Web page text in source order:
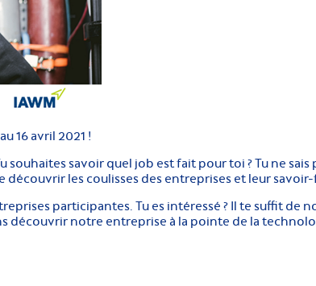
16 avril 2021 !
souhaites savoir quel job est fait pour toi ? Tu ne
les coulisses des entreprises et leur
participantes. Tu es intéressé ? Il te suffit de
découvrir notre entreprise à la pointe de la